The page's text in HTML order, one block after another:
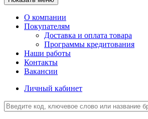
О компании
Покупателям
Доставка и оплата товара
Программы кредитования
Наши работы
Контакты
Вакансии
Личный кабинет